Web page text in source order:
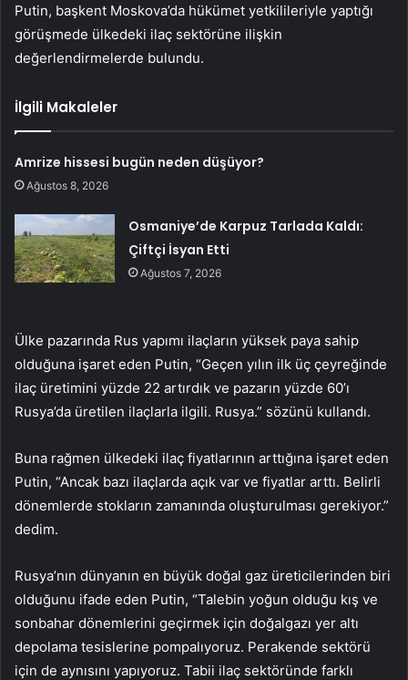
Putin, başkent Moskova’da hükümet yetkilileriyle yaptığı
görüşmede ülkedeki ilaç sektörüne ilişkin
değerlendirmelerde bulundu.
İlgili Makaleler
Amrize hissesi bugün neden düşüyor?
Ağustos 8, 2026
Osmaniye’de Karpuz Tarlada Kaldı:
Çiftçi İsyan Etti
Ağustos 7, 2026
Ülke pazarında Rus yapımı ilaçların yüksek paya sahip
olduğuna işaret eden Putin, “Geçen yılın ilk üç çeyreğinde
ilaç üretimini yüzde 22 artırdık ve pazarın yüzde 60’ı
Rusya’da üretilen ilaçlarla ilgili. Rusya.” sözünü kullandı.
Buna rağmen ülkedeki ilaç fiyatlarının arttığına işaret eden
Putin, “Ancak bazı ilaçlarda açık var ve fiyatlar arttı. Belirli
dönemlerde stokların zamanında oluşturulması gerekiyor.”
dedim.
Rusya’nın dünyanın en büyük doğal gaz üreticilerinden biri
olduğunu ifade eden Putin, “Talebin yoğun olduğu kış ve
sonbahar dönemlerini geçirmek için doğalgazı yer altı
depolama tesislerine pompalıyoruz. Perakende sektörü
için de aynısını yapıyoruz. Tabii ilaç sektöründe farklı